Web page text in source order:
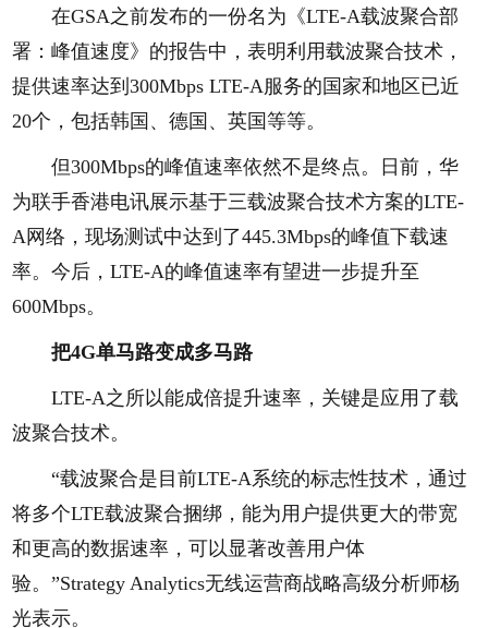
在GSA之前发布的一份名为《LTE-A载波聚合部
署：峰值速度》的报告中，表明利用载波聚合技术，
提供速率达到300Mbps LTE-A服务的国家和地区已近
20个，包括韩国、德国、英国等等。
但300Mbps的峰值速率依然不是终点。日前，华
为联手香港电讯展示基于三载波聚合技术方案的LTE-
A网络，现场测试中达到了445.3Mbps的峰值下载速
率。今后，LTE-A的峰值速率有望进一步提升至
600Mbps。
把4G单马路变成多马路
LTE-A之所以能成倍提升速率，关键是应用了载
波聚合技术。
“载波聚合是目前LTE-A系统的标志性技术，通过
将多个LTE载波聚合捆绑，能为用户提供更大的带宽
和更高的数据速率，可以显著改善用户体
验。”Strategy Analytics无线运营商战略高级分析师杨
光表示。